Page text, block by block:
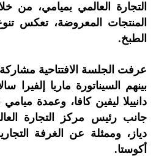
التجارة العالمي بميامي، من
المنتجات المعروضة، تعكس
الطبخ.
عرفت الجلسة الافتتاحية
بينهم السيناتورة ماريا إلفيرا
دانييلا ليفين كافا، وعمدة
جانب رئيس مركز التجارة
دياز، وممثلة عن الغرفة التجارية
أكوستا.